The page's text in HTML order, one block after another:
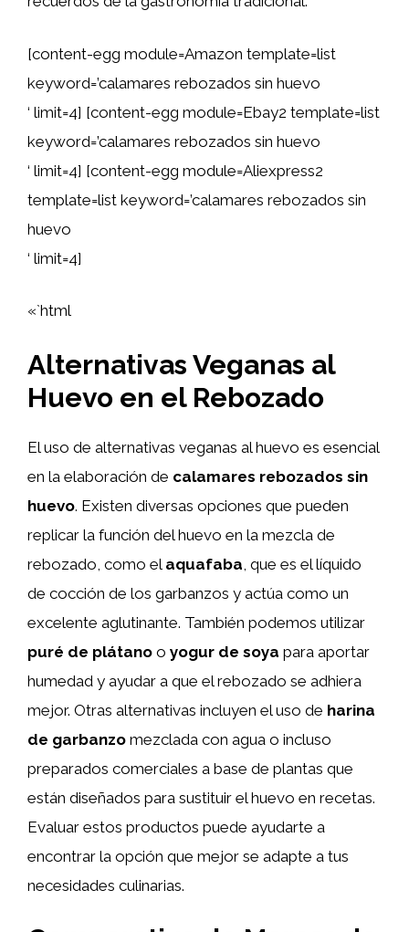
[content-egg module=Amazon template=list
keyword=’calamares rebozados sin huevo
‘ limit=4] [content-egg module=Ebay2 template=list
keyword=’calamares rebozados sin huevo
‘ limit=4] [content-egg module=Aliexpress2
template=list keyword=’calamares rebozados sin
huevo
‘ limit=4]
«`html
Alternativas Veganas al
Huevo en el Rebozado
El uso de alternativas veganas al huevo es esencial
en la elaboración de calamares rebozados sin
huevo. Existen diversas opciones que pueden
replicar la función del huevo en la mezcla de
rebozado, como el aquafaba , que es el líquido
de cocción de los garbanzos y actúa como un
excelente aglutinante. También podemos utilizar
puré de plátano o yogur de soya para aportar
humedad y ayudar a que el rebozado se adhiera
mejor. Otras alternativas incluyen el uso de harina
de garbanzo mezclada con agua o incluso
preparados comerciales a base de plantas que
están diseñados para sustituir el huevo en recetas.
Evaluar estos productos puede ayudarte a
encontrar la opción que mejor se adapte a tus
necesidades culinarias.